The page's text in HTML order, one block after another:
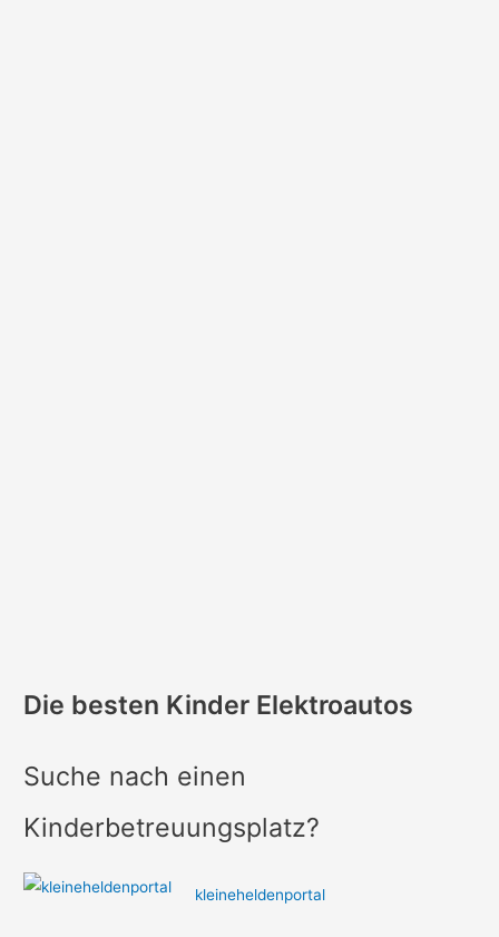
Die besten Kinder Elektroautos
Suche nach einen
Kinderbetreuungsplatz?
kleineheldenportal